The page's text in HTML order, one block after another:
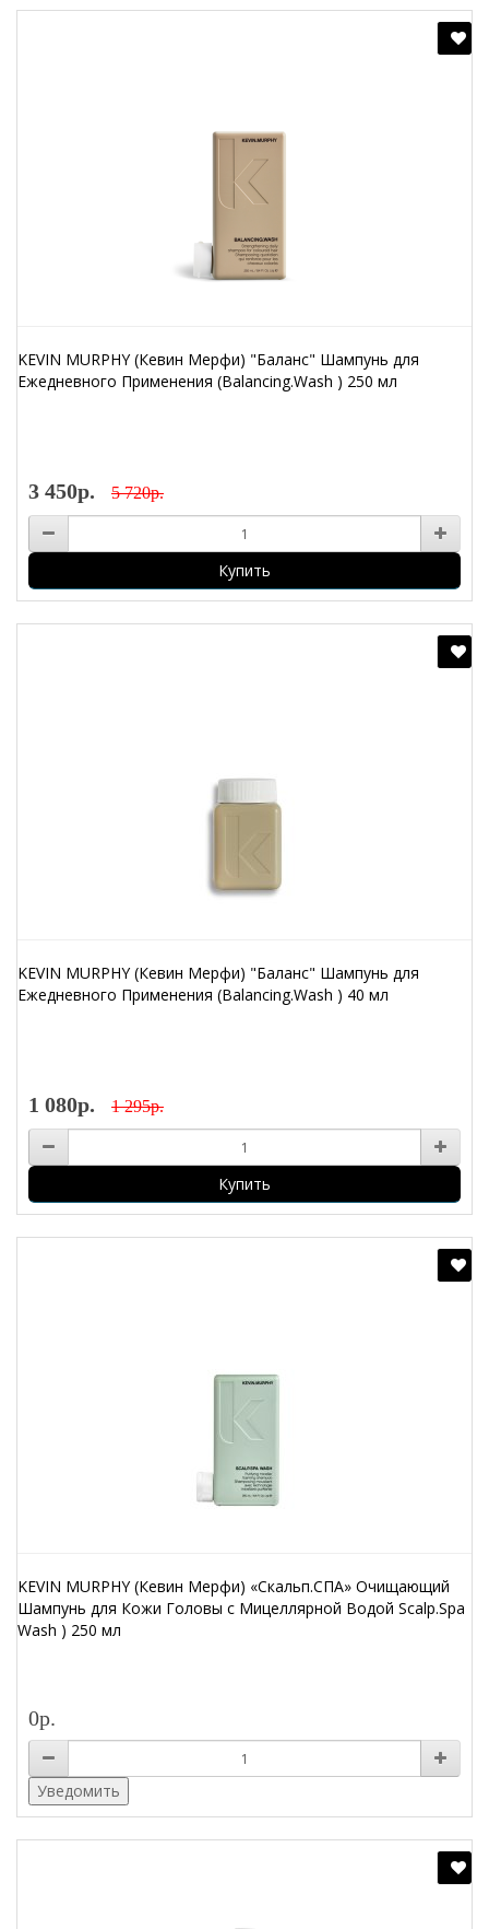
KEVIN MURPHY (Кевин Мерфи) "Баланс" Шампунь для
Ежедневного Применения (Balancing.Wash ) 250 мл
3 450р. 5 720р.
Купить
KEVIN MURPHY (Кевин Мерфи) "Баланс" Шампунь для
Ежедневного Применения (Balancing.Wash ) 40 мл
1 080р. 1 295р.
Купить
KEVIN MURPHY (Кевин Мерфи) «Скальп.СПА» Очищающий
Шампунь для Кожи Головы с Мицеллярной Водой Scalp.Spa
Wash ) 250 мл
0р.
Уведомить